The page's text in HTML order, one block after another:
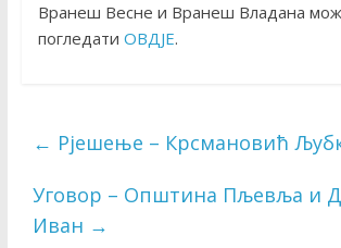
Вранеш Весне и Вранеш Владана
погледати ОВДЈЕ.
← Рјешење – Крсмановић
Уговор – Општина Пљевља и
Иван →